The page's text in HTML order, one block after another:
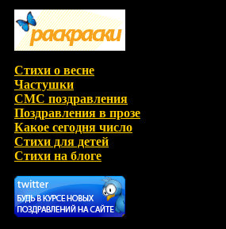
Стихи о весне
Частушки
СМС поздравления
Поздравления в прозе
Какое сегодня число
Стихи для детей
Стихи на блоге